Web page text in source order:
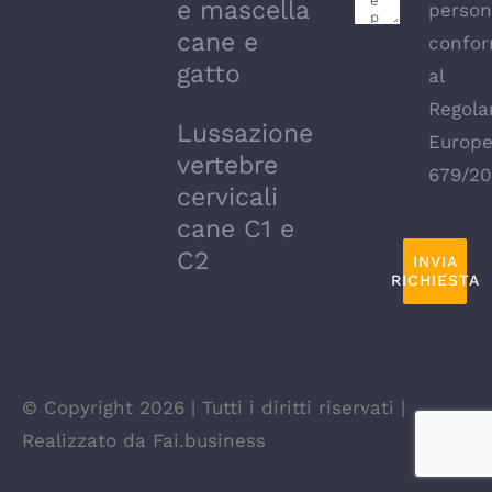
e mascella
cane e
gatto
Lussazione
vertebre
cervicali
cane C1 e
C2
al
679/
INVIA
RICHIESTA
© Copyright 2026 | Tutti i diritti riservati |
Realizzato da Fai.business